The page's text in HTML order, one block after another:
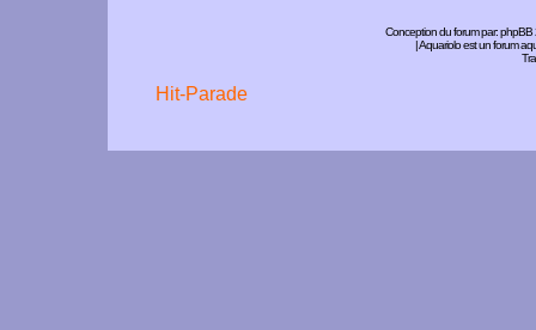
Conception du forum par:phpBB
| Aquariolo est un forum